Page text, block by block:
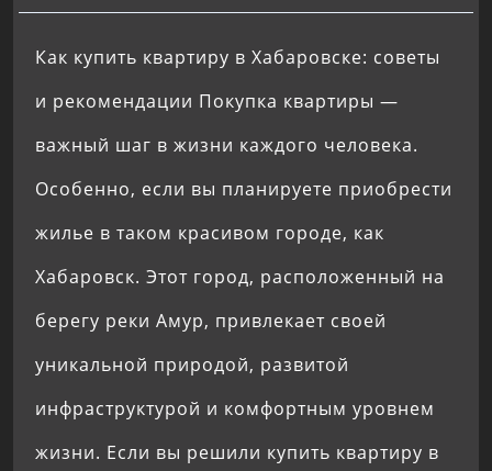
Как купить квартиру в Хабаровске: советы
и рекомендации Покупка квартиры —
важный шаг в жизни каждого человека.
Особенно, если вы планируете приобрести
жилье в таком красивом городе, как
Хабаровск. Этот город, расположенный на
берегу реки Амур, привлекает своей
уникальной природой, развитой
инфраструктурой и комфортным уровнем
жизни. Если вы решили купить квартиру в